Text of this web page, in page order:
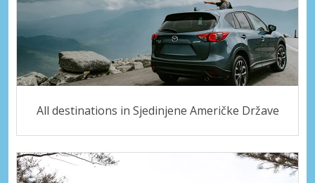
All destinations in Sjedinjene Američke Države